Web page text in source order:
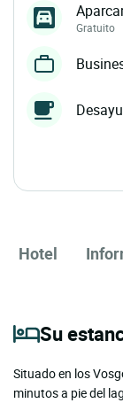
Gratuito
Hotel
Su
Situado en los
minutos a pie del